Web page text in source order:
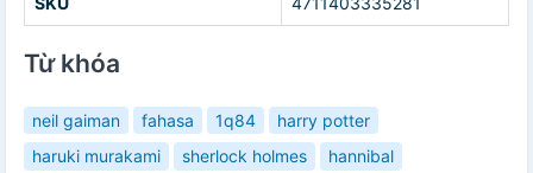
Từ khóa
neil gaiman fahasa 1q84
harry potter
haruki murakami
sherlock holmes
hannibal